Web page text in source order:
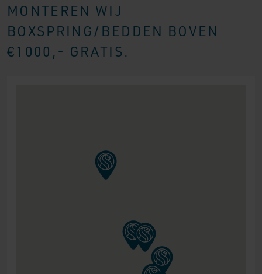
MONTEREN WIJ
BOXSPRING/BEDDEN BOVEN
€1000,- GRATIS.